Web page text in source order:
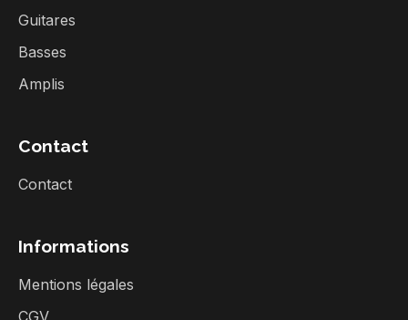
Guitares
Basses
Amplis
Contact
Contact
Informations
Mentions légales
CGV